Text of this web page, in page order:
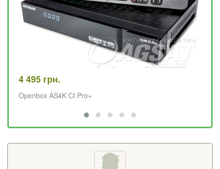
4 495 грн.
Openbox AS4K CI Pro+